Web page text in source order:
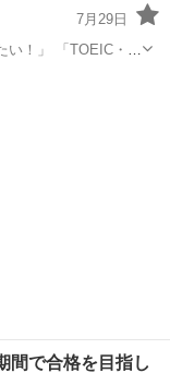
7月29日
い！」 「TOEIC・
間で合格を目指し